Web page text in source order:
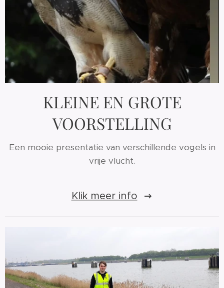
KLEINE EN GROTE
VOORSTELLING
Een mooie presentatie van verschillende vogels in
vrije vlucht.
Klik meer info